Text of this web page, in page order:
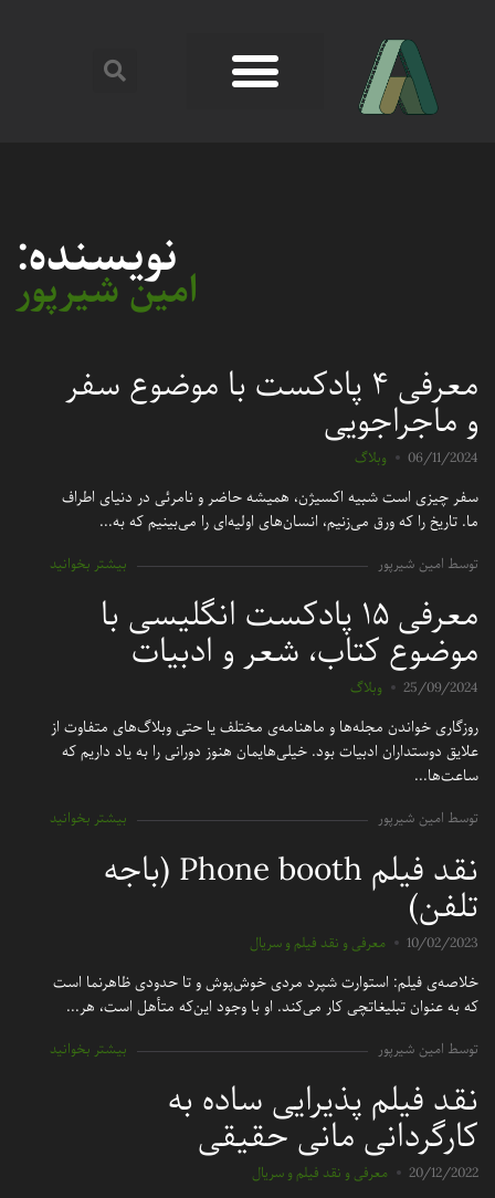
نویسنده:
امین شیرپور
معرفی ۴ پادکست با موضوع سفر
و ماجراجویی
06/11/2024 وبلاگ
سفر چیزی است شبیه اکسیژن، همیشه حاضر و نامرئی در دنیای اطراف
ما. تاریخ را که ورق می‌زنیم، انسان‌های اولیه‌ای را می‌بینیم که به...
توسط امین شیرپور بیشتر بخوانید
معرفی ۱۵ پادکست انگلیسی با
موضوع کتاب، شعر و ادبیات
25/09/2024 وبلاگ
روزگاری خواندن مجله‌ها و ماهنامه‌ی مختلف یا حتی وبلاگ‌های متفاوت از
علایق دوستداران ادبیات بود. خیلی‌هایمان هنوز دورانی را به یاد داریم که
ساعت‌ها...
توسط امین شیرپور بیشتر بخوانید
نقد فیلم Phone booth (باجه
تلفن)
10/02/2023 معرفی و نقد فیلم و سریال
خلاصه‌ی فیلم: استوارت شپرد مردی خوش‌پوش و تا حدودی ظاهرنما است
که به عنوان تبلیغاتچی کار می‌کند. او با وجود این‌که متأهل است، هر...
توسط امین شیرپور بیشتر بخوانید
نقد فیلم پذیرایی ساده به
کارگردانی مانی حقیقی
20/12/2022 معرفی و نقد فیلم و سریال